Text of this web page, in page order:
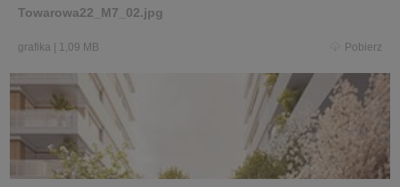
Towarowa22_M7_02.jpg
grafika | 1,09 MB Pobierz